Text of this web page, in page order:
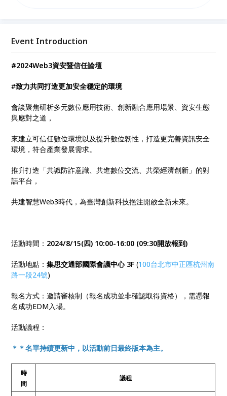
共創資安新升級，共建智慧Web3時代，為臺灣創新科
Event Introduction
#2024Web3資安暨信任論壇
#致力共同打造更加安全穩定的環境
會談聚焦研析多元數位應用技術、創新融合應用場景、資安生態
與應對之道，
來建立可信任數位環境以及提升數位韌性，打造更完善資訊安全
環境，符合產業發展需求。
推升打造「共識防詐意識、共進數位交流、共榮經濟創新」的對
話平台，
共建智慧Web3時代，為臺灣創新科技挹注開啟全新未來。
活動時間： 2024/8/15(四) 10:00-16:00 (09:30開放報到)
活動地點：集思交通部國際會議中心 3F (100台北市中正區杭州南
路一段24號)
報名方式：邀請審核制（報名成功並非確認取得資格），需憑報
名成功EDM入場。
活動議程：
＊＊名單持續更新中，以活動前日最終版本為主。
時
間
議程